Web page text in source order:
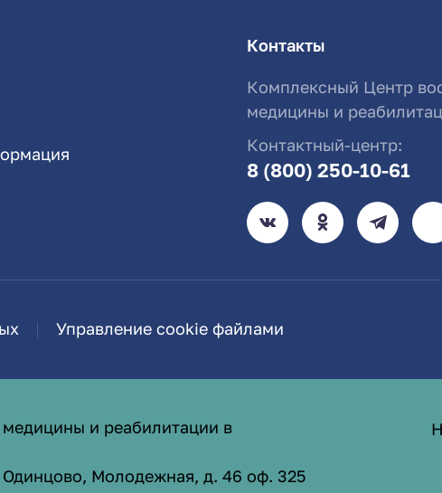
Контакты
Комплексный Центр
медицины и
Контактный-центр:
8 (800) 250-10-61
Управление cookie файлами
и реабилитации в
Молодежная, д. 46 оф. 325